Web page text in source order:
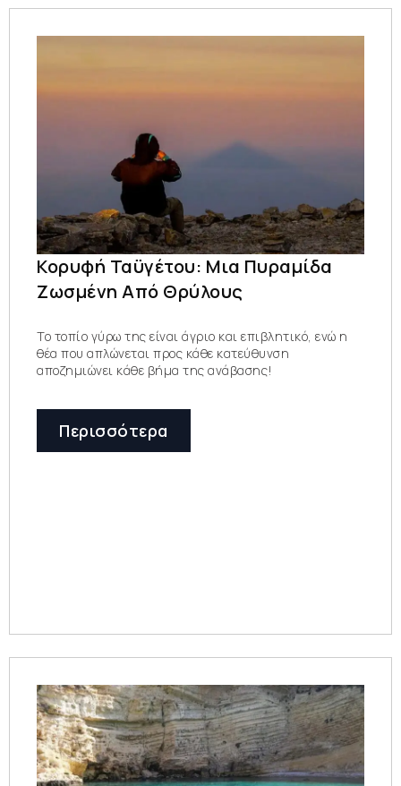
Κορυφή Ταϋγέτου: Μια Πυραμίδα
Ζωσμένη Από Θρύλους
Το τοπίο γύρω της είναι άγριο και επιβλητικό, ενώ η
θέα που απλώνεται προς κάθε κατεύθυνση
αποζημιώνει κάθε βήμα της ανάβασης!
Περισσότερα